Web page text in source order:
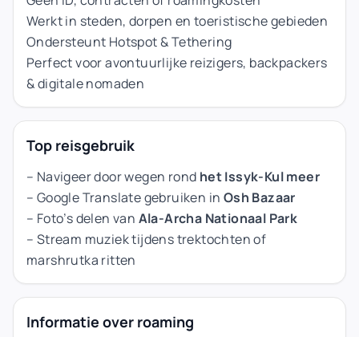
Werkt in steden, dorpen en toeristische gebieden
Ondersteunt Hotspot & Tethering
Perfect voor avontuurlijke reizigers, backpackers
& digitale nomaden
Top reisgebruik
– Navigeer door wegen rond het Issyk-Kul meer
– Google Translate gebruiken in Osh Bazaar
– Foto’s delen van Ala-Archa Nationaal Park
– Stream muziek tijdens trektochten of
marshrutka ritten
Informatie over roaming